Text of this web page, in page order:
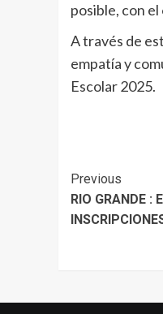
posible, con
A través de
empatía y
Escolar 2025.
Continue
Reading
Previous
RIO GRANDE :